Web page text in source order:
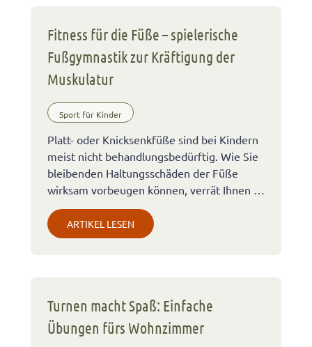
Fitness für die Füße – spielerische
Fußgymnastik zur Kräftigung der
Muskulatur
Sport für Kinder
Platt- oder Knicksenkfüße sind bei Kindern
meist nicht behandlungsbedürftig. Wie Sie
bleibenden Haltungsschäden der Füße
wirksam vorbeugen können, verrät Ihnen …
ARTIKEL LESEN
Turnen macht Spaß: Einfache
Übungen fürs Wohnzimmer